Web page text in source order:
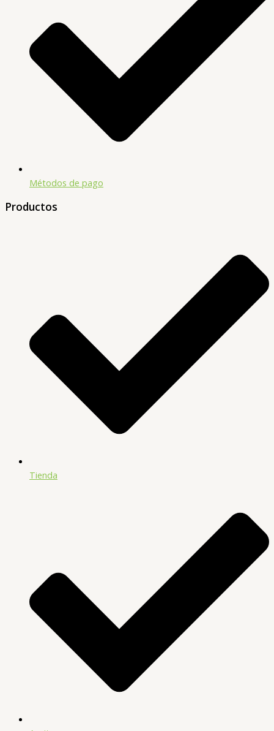
Métodos de pago
Productos
Tienda